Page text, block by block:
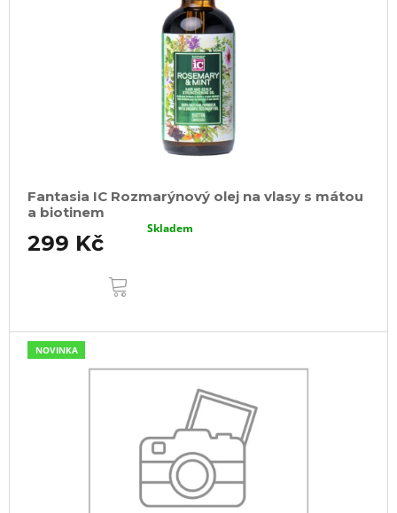
Fantasia IC Rozmarýnový olej na vlasy s mátou
a biotinem
299 Kč
Skladem
NOVINKA